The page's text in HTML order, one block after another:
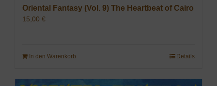
Oriental Fantasy (Vol. 9) The Heartbeat of Cairo
15,00 €
In den Warenkorb Details